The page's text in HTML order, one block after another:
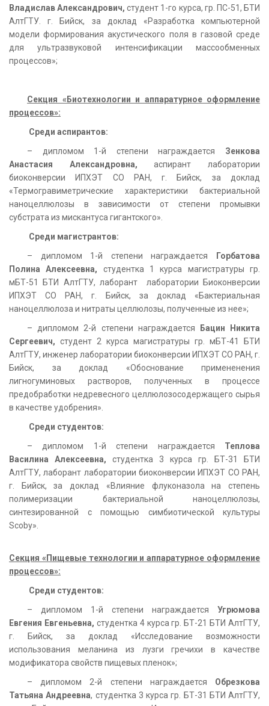
Владислав Александрович,студент 1-го курса, гр. ПС-51, БТИ
АлтГТУ. г. Бийск, за доклад «Разработка компьютерной
модели формирования акустического поля в газовой среде
для ультразвуковой интенсификации массообменных
процессов»;
Секция «Биотехнологии и аппаратурное оформление
процессов»:
Среди аспирантов:
– дипломом 1-й степени награждается Зенкова
Анастасия Александровна,аспирант лаборатории
биоконверсии ИПХЭТ СО РАН, г. Бийск, за доклад
«Термогравиметрические характеристики бактериальной
наноцеллюлозы в зависимости от степени промывки
субстрата из мискантуса гигантского».
Среди магистрантов:
– дипломом 1-й степени награждается
Горбатова
Полина Алексеевна, студентка 1 курса магистратуры гр.
мБТ-51 БТИ АлтГТУ, лаборант лаборатории Биоконверсии
ИПХЭТ СО РАН, г. Бийск, за доклад «Бактериальная
наноцеллюлоза и нитраты целлюлозы, полученные из нее»;
– дипломом 2-й степени награждается
Бацин Никита
Сергеевич, студент 2 курса магистратуры гр. мБТ-41 БТИ
АлтГТУ, инженер лаборатории биоконверсии ИПХЭТ СО РАН, г.
Бийск, за доклад «Обоснование примененения
лигногуминовых растворов, полученных в процессе
предобработки недревесного целлюлозосодержащего сырья
в качестве удобрения».
Среди студентов:
– дипломом 1-й степени награждается Теплова
Василина Алексеевна, студентка 3 курса гр. БТ-31 БТИ
АлтГТУ, лаборант лаборатории биоконверсии ИПХЭТ СО РАН,
г. Бийск, за доклад «Влияние флуконазола на степень
полимеризации бактериальной наноцеллюлозы,
синтезированной с помощью симбиотической культуры
Scoby».
Секция «Пищевые технологии и аппаратурное оформление
процессов»:
Среди студентов:
– дипломом 1-й степени награждается Угрюмова
Евгения Евгеньевна, студентка 4 курса гр. БТ-21 БТИ АлтГТУ,
г. Бийск, за доклад «Исследование возможности
использования меланина из лузги гречихи в качестве
модификатора свойств пищевых пленок»;
– дипломом 2-й степени награждается Обрезкова
Татьяна Андреевна, студентка 3 курса гр. БТ-31 БТИ АлтГТУ,